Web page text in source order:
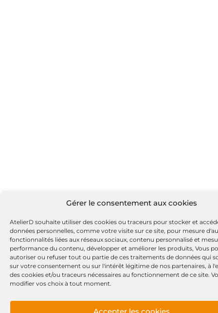
Gérer le consentement aux cookies
AtelierD souhaite utiliser des cookies ou traceurs pour stocker et
données personnelles, comme votre visite sur ce site, pour mesure
fonctionnalités liées aux réseaux sociaux, contenu personnalisé et
performance du contenu, développer et améliorer les produits, Vous
autoriser ou refuser tout ou partie de ces traitements de données qui
sur votre consentement ou sur l'intérêt légitime de nos partenaires, à
des cookies et/ou traceurs nécessaires au fonctionnement de ce site.
modifier vos choix à tout moment.
Accepter les cookies